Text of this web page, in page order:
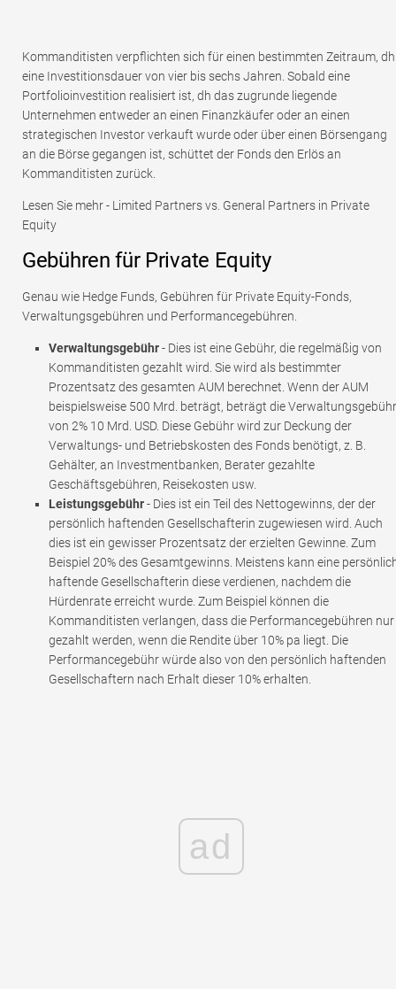
Kommanditisten verpflichten sich für einen bestimmten Zeitraum, dh
eine Investitionsdauer von vier bis sechs Jahren. Sobald eine
Portfolioinvestition realisiert ist, dh das zugrunde liegende
Unternehmen entweder an einen Finanzkäufer oder an einen
strategischen Investor verkauft wurde oder über einen Börsengang
an die Börse gegangen ist, schüttet der Fonds den Erlös an
Kommanditisten zurück.
Lesen Sie mehr - Limited Partners vs. General Partners in Private
Equity
Gebühren für Private Equity
Genau wie Hedge Funds, Gebühren für Private Equity-Fonds,
Verwaltungsgebühren und Performancegebühren.
Verwaltungsgebühr- Dies ist eine Gebühr, die regelmäßig von
Kommanditisten gezahlt wird. Sie wird als bestimmter
Prozentsatz des gesamten AUM berechnet. Wenn der AUM
beispielsweise 500 Mrd. beträgt, beträgt die Verwaltungsgebühr
von 2% 10 Mrd. USD. Diese Gebühr wird zur Deckung der
Verwaltungs- und Betriebskosten des Fonds benötigt, z. B.
Gehälter, an Investmentbanken, Berater gezahlte
Geschäftsgebühren, Reisekosten usw.
Leistungsgebühr- Dies ist ein Teil des Nettogewinns, der der
persönlich haftenden Gesellschafterin zugewiesen wird. Auch
dies ist ein gewisser Prozentsatz der erzielten Gewinne. Zum
Beispiel 20% des Gesamtgewinns. Meistens kann eine
haftende Gesellschafterin diese verdienen, nachdem die
Hürdenrate erreicht wurde. Zum Beispiel können die
Kommanditisten verlangen, dass die Performancegebühren nur
gezahlt werden, wenn die Rendite über 10% pa liegt. Die
Performancegebühr würde also von den persönlich haftenden
Gesellschaftern nach Erhalt dieser 10% erhalten.
ad